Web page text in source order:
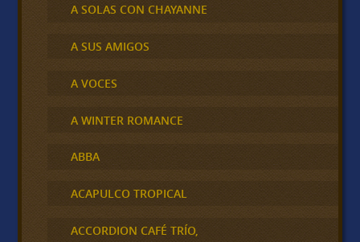
A SOLAS CON CHAYANNE
A SUS AMIGOS
A VOCES
A WINTER ROMANCE
ABBA
ACAPULCO TROPICAL
ACCORDION CAFÉ TRÍO,